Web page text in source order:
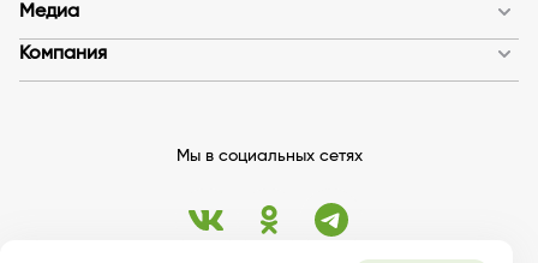
Медиа
Компания
Мы в социальных сетях